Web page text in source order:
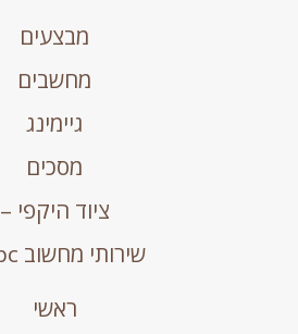
מבצעים
מחשבים
גיימינג
מסכים
ציוד היקפי –
שירותי מחשוב Dhpc
ראשי